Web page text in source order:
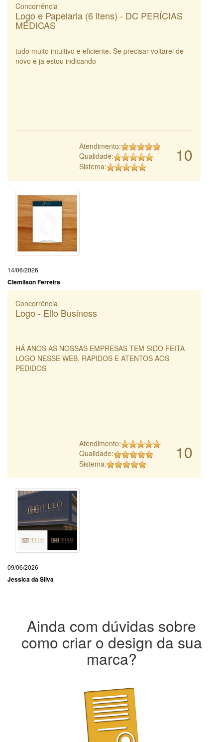
Concorrência
Logo e Papelaria (6 itens) - DC PERÍCIAS
MÉDICAS
tudo muito intuitivo e eficiente. Se precisar voltarei de
novo e ja estou indicando
10
Atendimento:
Qualidade:
Sistema:
14/06/2026
Clemilson Ferreira
Concorrência
Logo - Ello Business
HÁ ANOS AS NOSSAS EMPRESAS TEM SIDO FEITA
LOGO NESSE WEB. RAPIDOS E ATENTOS AOS
PEDIDOS
10
Atendimento:
Qualidade:
Sistema:
09/06/2026
Jessica da Silva
Ainda com dúvidas sobre
como criar o design da sua
marca?